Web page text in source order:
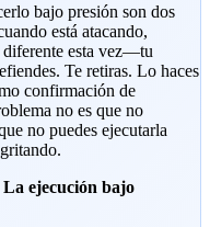
bajo presión son dos
está atacando,
diferente esta vez—tu
Te retiras. Lo haces
confirmación de
no es que no
no puedes ejecutarla
ejecución bajo